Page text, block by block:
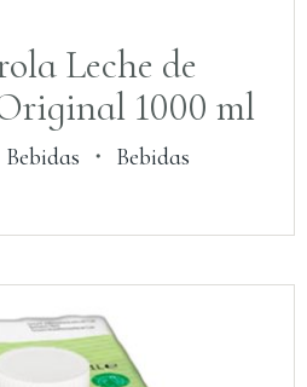
Leche de
1000 ml
・ Bebidas